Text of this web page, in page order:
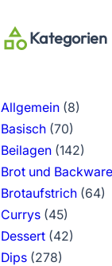
Kategorien
Allgemein(8)
Basisch(70)
Beilagen(142)
Brot und
Brotaufstrich(64)
Currys(45)
Dessert(42)
Dips(278)